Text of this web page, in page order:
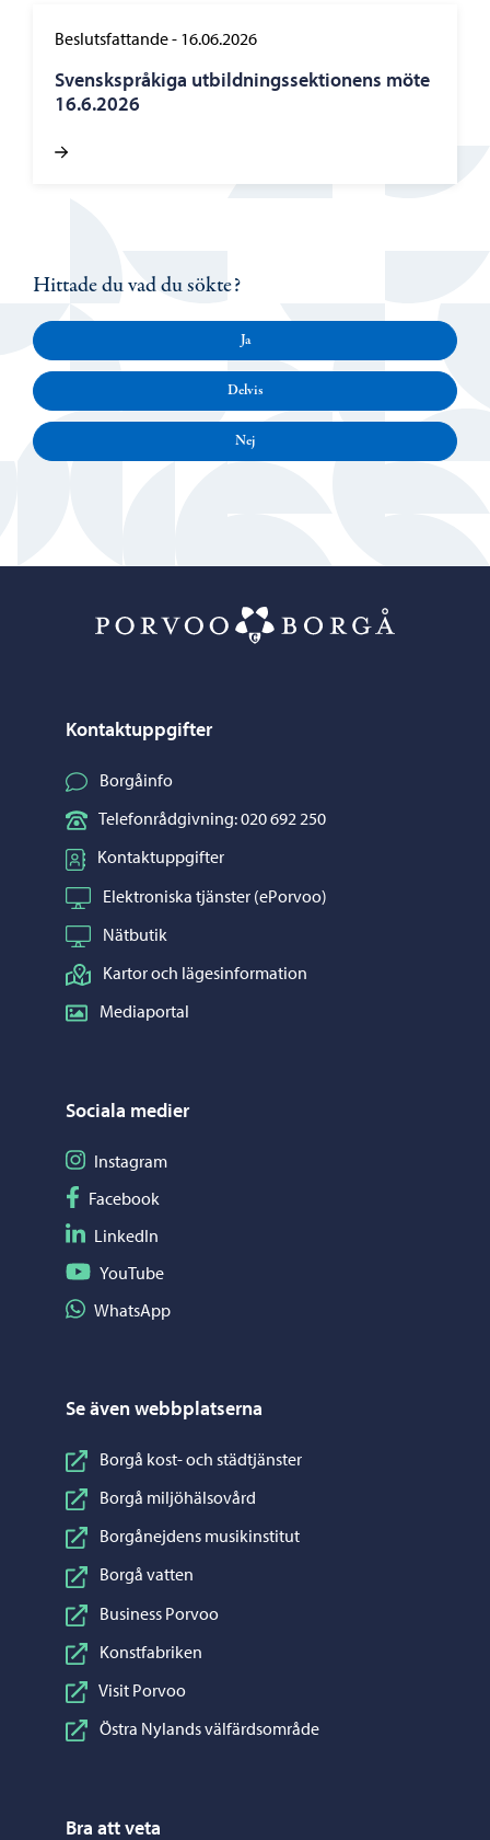
Beslutsfattande- 16.06.2026
Svenskspråkiga utbildningssektionens möte
16.6.2026
Hittade du vad du sökte?
Ja
Delvis
Nej
Kontaktuppgifter
Borgåinfo
Telefonrådgivning: 020 692 250
Kontaktuppgifter
Elektroniska tjänster (ePorvoo)
Nätbutik
Kartor och lägesinformation
Mediaportal
Sociala medier
Följ på Instagram
Instagram
Följ på Facebook
Facebook
Följ på LinkedIn
LinkedIn
Följ på YouTube
YouTube
Dela på WhatsApp
WhatsApp
Se även webbplatserna
Borgå kost- och städtjänster
Borgå miljöhälsovård
Borgånejdens musikinstitut
Borgå vatten
Business Porvoo
Konstfabriken
Visit Porvoo
Östra Nylands välfärdsområde
Bra att veta